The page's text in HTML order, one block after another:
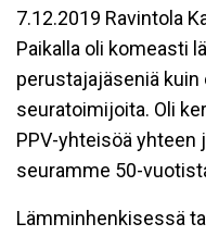
7.12.2019 Ravintola
Paikalla oli komeasti
perustajajäseniä kuin
seuratoimijoita. Oli
PPV-yhteisöä yhteen
seuramme 50-
Lämminhenkisessä